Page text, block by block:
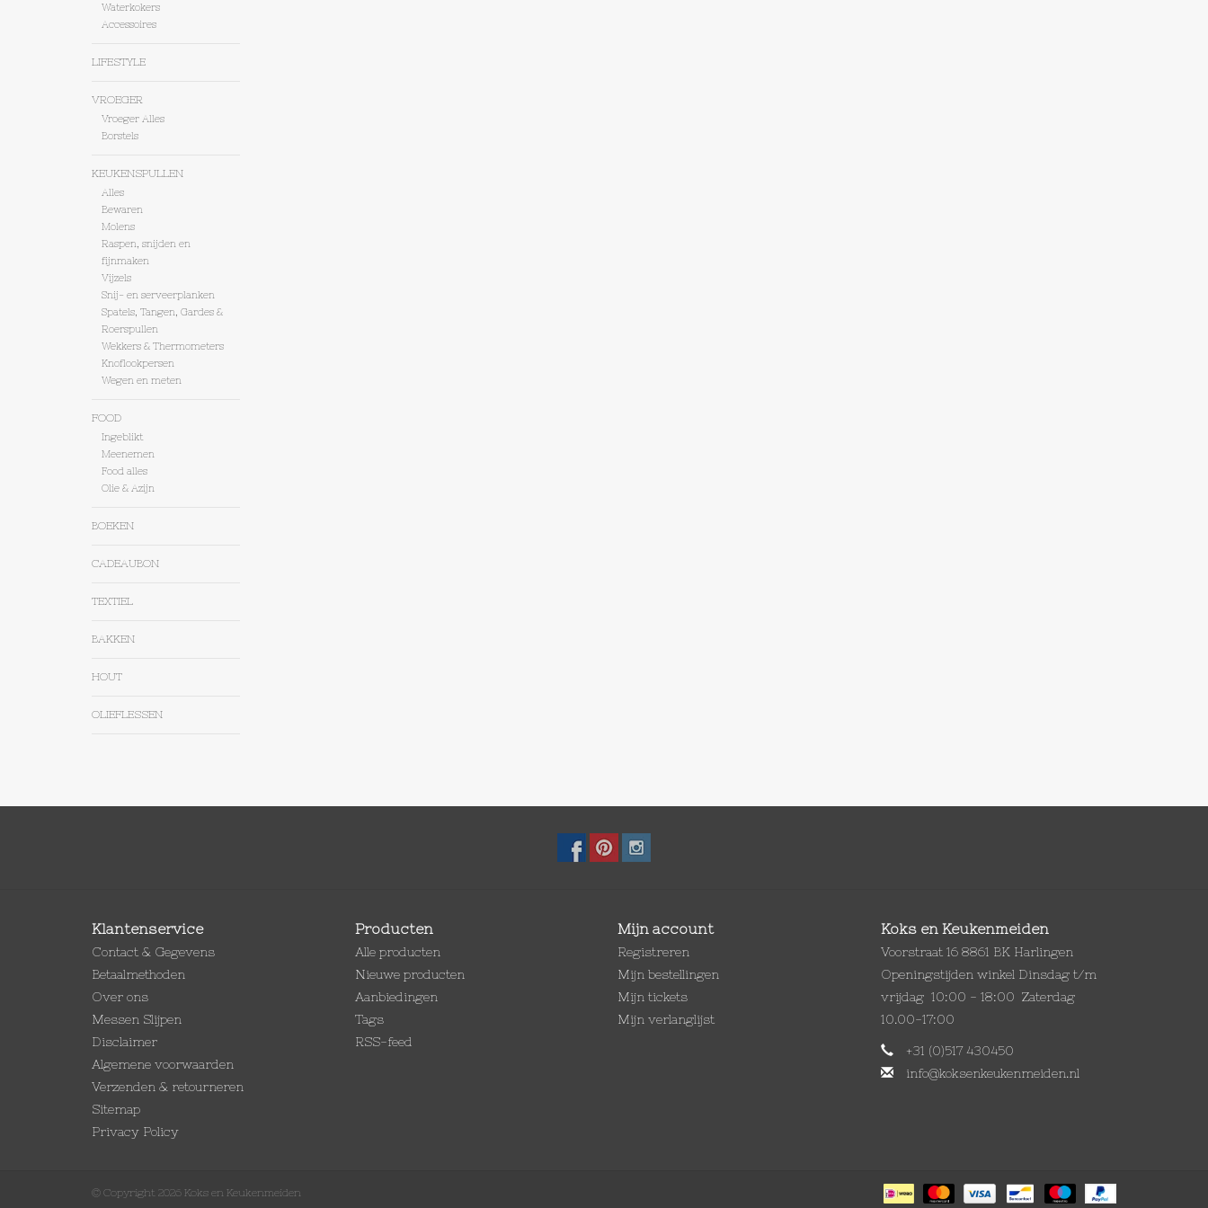
Waterkokers
Accessoires
LIFESTYLE
VROEGER
Vroeger Alles
Borstels
KEUKENSPULLEN
Alles
Bewaren
Molens
Raspen, snijden en
fijnmaken
Vijzels
Snij- en serveerplanken
Spatels, Tangen, Gardes &
Roerspullen
Wekkers & Thermometers
Knoflookpersen
Wegen en meten
FOOD
Ingeblikt
Meenemen
Food alles
Olie & Azijn
BOEKEN
CADEAUBON
TEXTIEL
BAKKEN
HOUT
OLIEFLESSEN
Klantenservice
Contact & Gegevens
Betaalmethoden
Over ons
Messen Slijpen
Disclaimer
Algemene voorwaarden
Verzenden & retourneren
Sitemap
Privacy Policy
Producten
Alle producten
Nieuwe producten
Aanbiedingen
Tags
RSS-feed
Mijn account
Registreren
Mijn bestellingen
Mijn tickets
Mijn verlanglijst
Koks en Keukenmeiden
Voorstraat 16 8861 BK Harlingen
Openingstijden winkel Dinsdag t/m
vrijdag 10:00 - 18:00 Zaterdag
10.00-17:00
+31 (0)517 430450
info@koksenkeukenmeiden.nl
© Copyright 2026 Koks en Keukenmeiden